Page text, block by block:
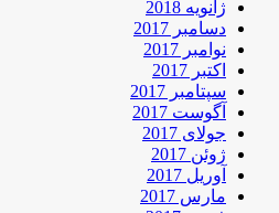
ژانویه 2018
دسامبر 2017
نوامبر 2017
اکتبر 2017
سپتامبر 2017
آگوست 2017
جولای 2017
ژوئن 2017
آوریل 2017
مارس 2017